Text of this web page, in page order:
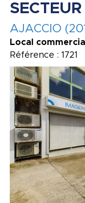
AJACCIO
Local commercial
Référence : 1721